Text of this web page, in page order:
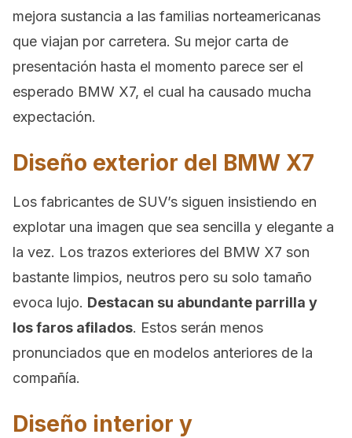
mejora sustancia a las familias norteamericanas
que viajan por carretera. Su mejor carta de
presentación hasta el momento parece ser el
esperado BMW X7, el cual ha causado mucha
expectación.
Diseño exterior del BMW X7
Los fabricantes de SUV’s siguen insistiendo en
explotar una imagen que sea sencilla y elegante a
la vez. Los trazos exteriores del BMW X7 son
bastante limpios, neutros pero su solo tamaño
evoca lujo. Destacan su abundante parrilla y
los faros afilados. Estos serán menos
pronunciados que en modelos anteriores de la
compañía.
Diseño interior y